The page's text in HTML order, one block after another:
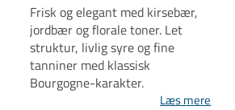
Frisk og elegant med kirsebær,
jordbær og florale toner. Let
struktur, livlig syre og fine
tanniner med klassisk
Bourgogne-karakter.
Læs mere